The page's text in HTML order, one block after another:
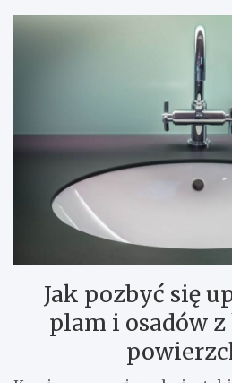
Jak pozbyć się
plam i osadów